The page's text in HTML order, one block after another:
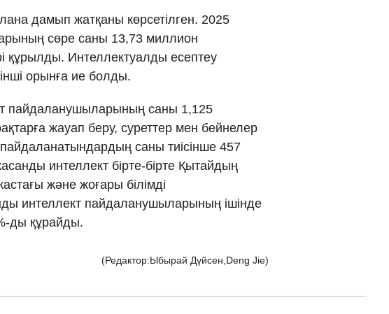
Ελληνικά
Tiếng Việt
हिन्दी
дамып жатқаны көрсетілген. 2025
сөре саны 13,73 миллион
құрылды. Интеллектуалды есептеу
орынға ие болды.
пайдаланушыларының саны 1,125
жауап беру, суреттер мен бейнелер
пайдаланатындардың саны тиісінше 457
интеллект бірте-бірте Қытайдың
және жоғары білімді
интеллект пайдаланушыларының ішінде
ды құрайды.
(Редактор:Ыбырай Дүйсен,Deng Jie)